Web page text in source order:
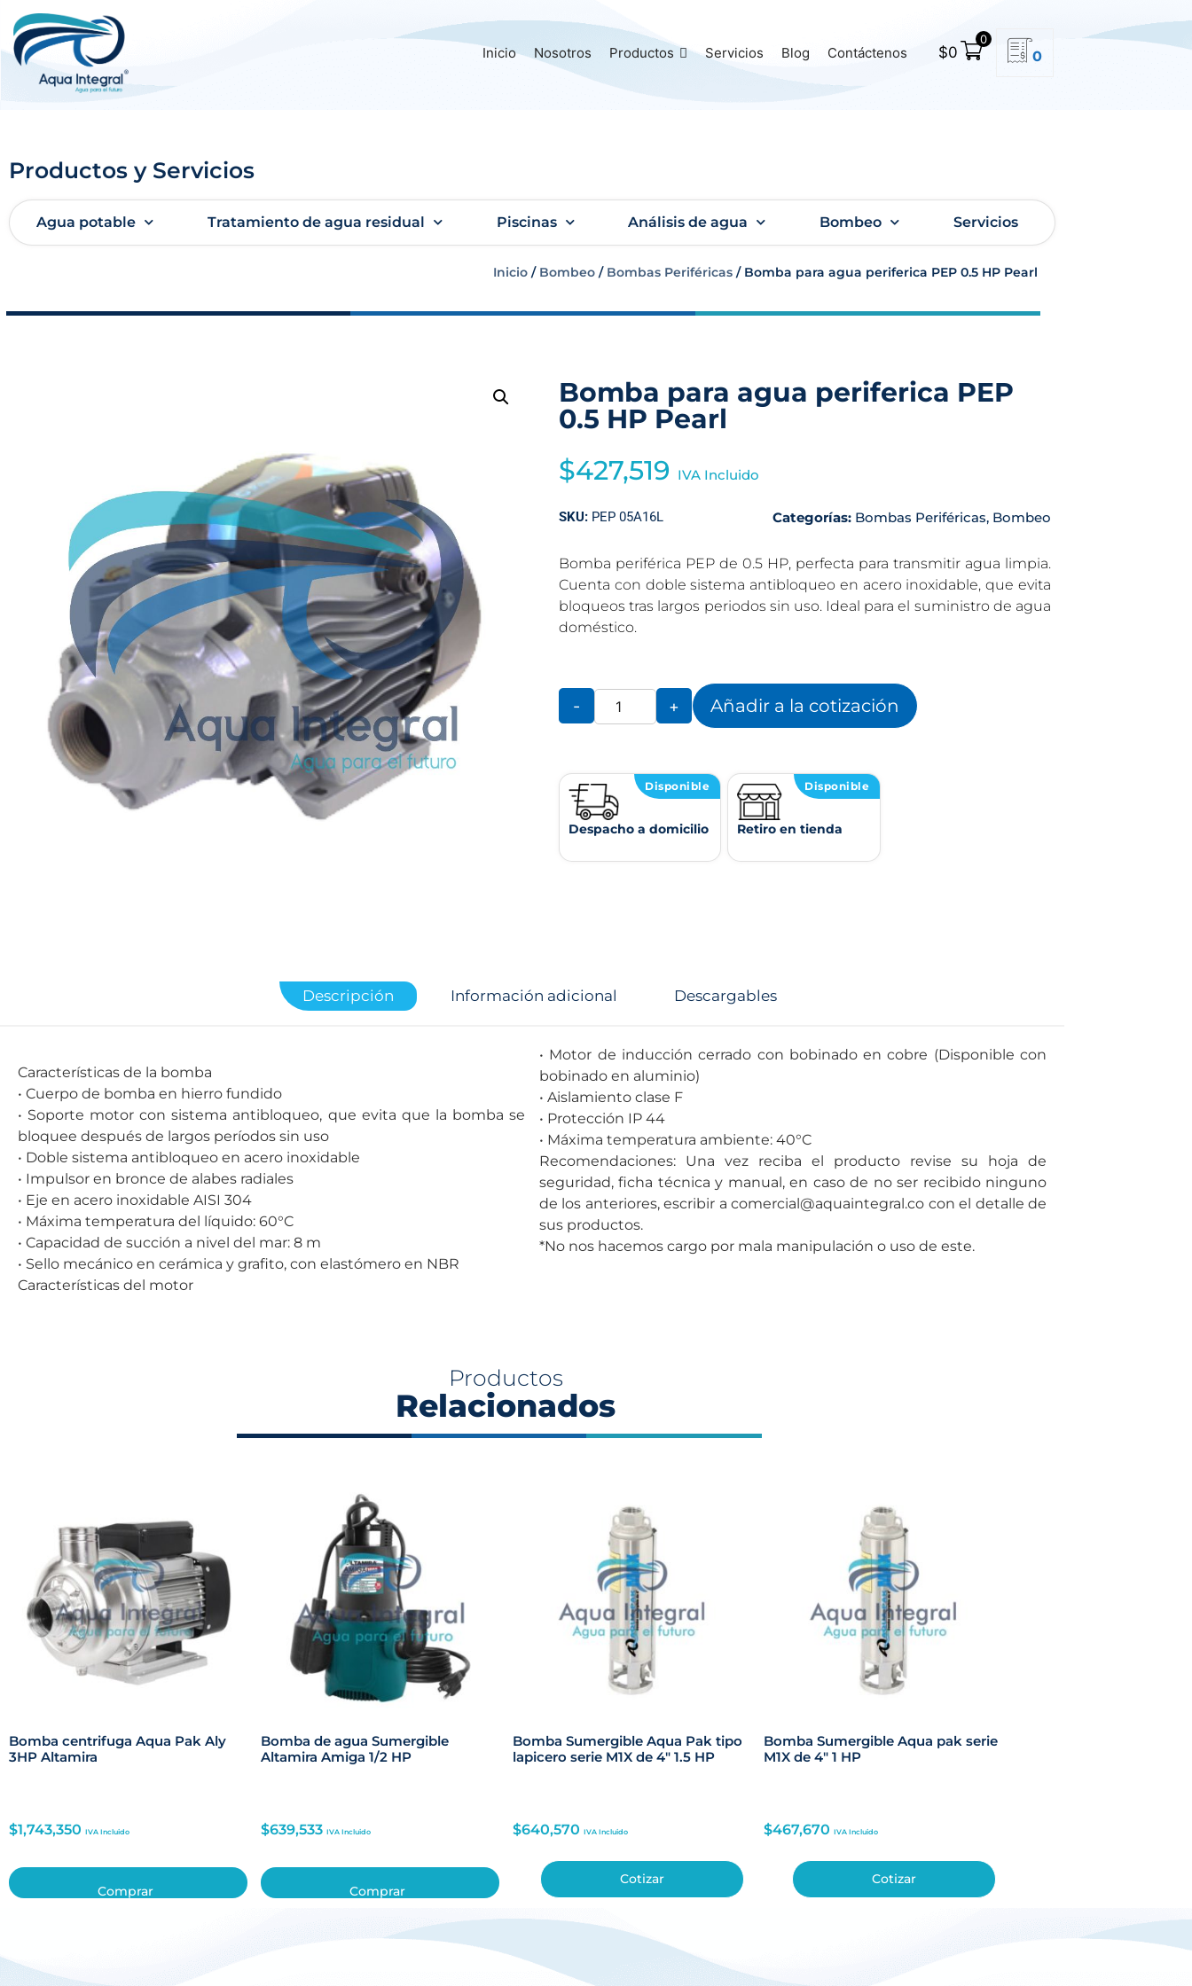
Inicio Nosotros Productos Servicios Blog Contáctenos $0
0
0
Productos y Servicios
Agua potable Tratamiento de agua residual Piscinas Análisis de agua Bombeo Servicios
Inicio / Bombeo / Bombas Periféricas / Bomba para agua periferica PEP 0.5 HP Pearl
Bomba para agua periferica PEP
0.5 HP Pearl
$427,519 IVA Incluido
SKU: PEP 05A16L Categorías: Bombas Periféricas, Bombeo
Bomba periférica PEP de 0.5 HP, perfecta para transmitir agua limpia.
Cuenta con doble sistema antibloqueo en acero inoxidable, que evita
bloqueos tras largos periodos sin uso. Ideal para el suministro de agua
doméstico.
- + Añadir a la cotización
Disponible
Despacho a domicilio
Disponible
Retiro en tienda
Descripción Información adicional Descargables
Características de la bomba
• Cuerpo de bomba en hierro fundido
• Soporte motor con sistema antibloqueo, que evita que la bomba se
bloquee después de largos períodos sin uso
• Doble sistema antibloqueo en acero inoxidable
• Impulsor en bronce de alabes radiales
• Eje en acero inoxidable AISI 304
• Máxima temperatura del líquido: 60°C
• Capacidad de succión a nivel del mar: 8 m
• Sello mecánico en cerámica y grafito, con elastómero en NBR
Características del motor
• Motor de inducción cerrado con bobinado en cobre (Disponible con
bobinado en aluminio)
• Aislamiento clase F
• Protección IP 44
• Máxima temperatura ambiente: 40°C
Recomendaciones: Una vez reciba el producto revise su hoja de
seguridad, ficha técnica y manual, en caso de no ser recibido ninguno
de los anteriores, escribir a comercial@aquaintegral.co con el detalle de
sus productos.
*No nos hacemos cargo por mala manipulación o uso de este.
Productos
Relacionados
Bomba centrifuga Aqua Pak Aly
3HP Altamira
$1,743,350 IVA Incluido
Comprar
Bomba de agua Sumergible
Altamira Amiga 1/2 HP
$639,533 IVA Incluido
Comprar
Bomba Sumergible Aqua Pak tipo
lapicero serie M1X de 4″ 1.5 HP
$640,570 IVA Incluido
Cotizar
Bomba Sumergible Aqua pak serie
M1X de 4″ 1 HP
$467,670 IVA Incluido
Cotizar